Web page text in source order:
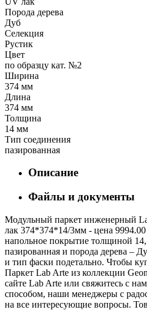
Порода дерева
Дуб
Селекция
Рустик
Цвет
по образцу кат. №2
Ширина
374 мм
Длина
374 мм
Толщина
14 мм
Тип соединения
пазированная
Описание
Файлы и документы
Модульный паркет инженерный
лак 374*374*14/3мм - цена
напольное покрытие толщиной
пазированная и порода дерева –
и тип фаски подетально. Чтобы
Паркет Lab Arte из коллекции
сайте Lab Arte или свяжитесь с
способом, наши менеджеры с
на все интересующие вопросы.